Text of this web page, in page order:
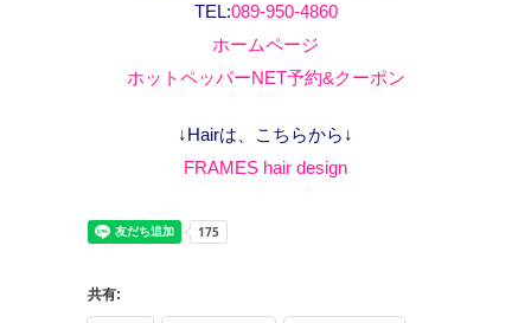
TEL:089-950-4860
ホームページ
ホットペッパーNET予約&クーポン
↓Hairは、こちらから↓
FRAMES hair design
共有: